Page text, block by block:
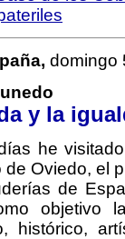
domingo
y la
he
de Oviedo, el
de
objetivo
histórico,